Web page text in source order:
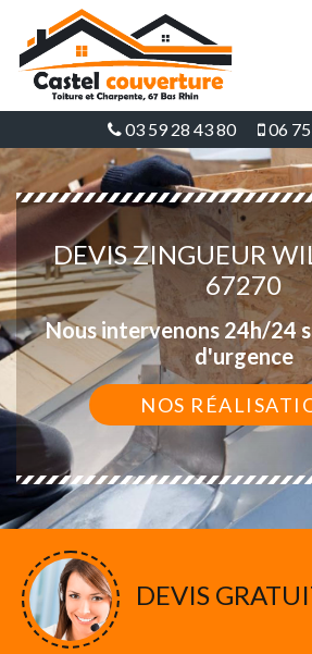
03 59 28 43 80 06
DEVIS ZINGUEUR
67270
Nous intervenons 24h/24
d'urgence
NOS
DEVIS